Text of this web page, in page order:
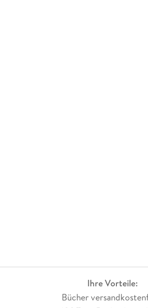
Ihre Vorteile:
Bücher